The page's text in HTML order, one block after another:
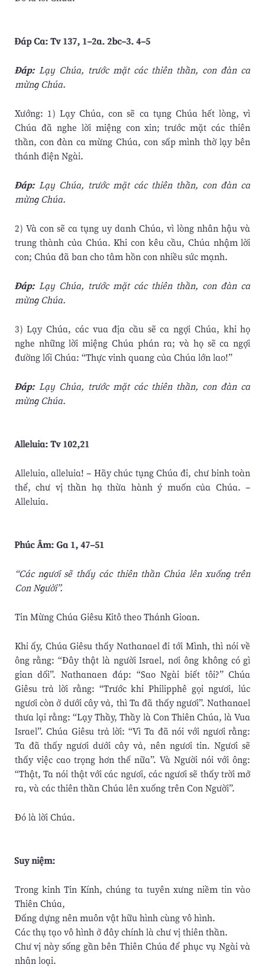
Ðáp Ca: Tv 137, 1–2a. 2bc–3. 4–5
Ðáp:Lạy Chúa, trước mặt các thiên thần, con đàn ca
mừng Chúa.
Xướng: 1) Lạy Chúa, con sẽ ca tụng Chúa hết lòng, vì
Chúa đã nghe lời miệng con xin; trước mặt các thiên
thần, con đàn ca mừng Chúa, con sấp mình thờ lạy bên
thánh điện Ngài.
Ðáp:Lạy Chúa, trước mặt các thiên thần, con đàn ca
mừng Chúa.
2) Và con sẽ ca tụng uy danh Chúa, vì lòng nhân hậu và
trung thành của Chúa. Khi con kêu cầu, Chúa nhậm lời
con; Chúa đã ban cho tâm hồn con nhiều sức mạnh.
Ðáp:Lạy Chúa, trước mặt các thiên thần, con đàn ca
mừng Chúa.
3) Lạy Chúa, các vua địa cầu sẽ ca ngợi Chúa, khi họ
nghe những lời miệng Chúa phán ra; và họ sẽ ca ngợi
đường lối Chúa: “Thực vinh quang của Chúa lớn lao!”
Ðáp:Lạy Chúa, trước mặt các thiên thần, con đàn ca
mừng Chúa.
Alleluia: Tv 102,21
Alleluia, alleluia! – Hãy chúc tụng Chúa đi, chư binh toàn
thể, chư vị thần hạ thừa hành ý muốn của Chúa. –
Alleluia.
Phúc Âm: Ga 1, 47–51
“Các ngươi sẽ thấy các thiên thần Chúa lên xuống trên
Con Người”.
Tin Mừng Chúa Giêsu Kitô theo Thánh Gioan.
Khi ấy, Chúa Giêsu thấy Nathanael đi tới Mình, thì nói về
ông rằng: “Ðây thật là người Israel, nơi ông không có gì
gian dối”. Nathanaen đáp: “Sao Ngài biết tôi?” Chúa
Giêsu trả lời rằng: “Trước khi Philipphê gọi ngươi, lúc
ngươi còn ở dưới cây vả, thì Ta đã thấy ngươi”. Nathanael
thưa lại rằng: “Lạy Thầy, Thầy là Con Thiên Chúa, là Vua
Israel”. Chúa Giêsu trả lời: “Vì Ta đã nói với ngươi rằng:
Ta đã thấy ngươi dưới cây vả, nên ngươi tin. Ngươi sẽ
thấy việc cao trọng hơn thế nữa”. Và Người nói với ông:
“Thật, Ta nói thật với các ngươi, các ngươi sẽ thấy trời mở
ra, và các thiên thần Chúa lên xuống trên Con Người”.
Ðó là lời Chúa.
Suy niệm:
Trong kinh Tin Kính, chúng ta tuyên xưng niềm tin vào
Thiên Chúa,
Đấng dựng nên muôn vật hữu hình cùng vô hình.
Các thụ tạo vô hình ở đây chính là chư vị thiên thần.
Chư vị này sống gần bên Thiên Chúa để phục vụ Ngài và
nhân loại.